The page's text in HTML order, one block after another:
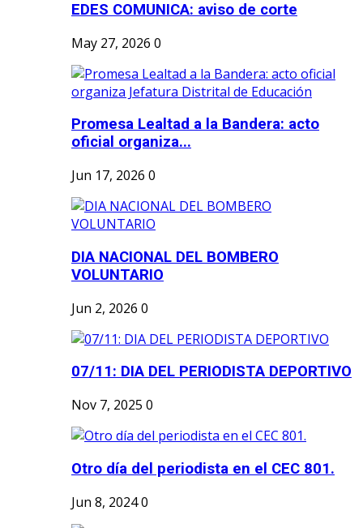
EDES COMUNICA: aviso de corte
May 27, 2026 0
Promesa Lealtad a la Bandera: acto
oficial organiza...
Jun 17, 2026 0
DIA NACIONAL DEL BOMBERO
VOLUNTARIO
Jun 2, 2026 0
07/11: DIA DEL PERIODISTA DEPORTIVO
Nov 7, 2025 0
Otro día del periodista en el CEC 801.
Jun 8, 20240